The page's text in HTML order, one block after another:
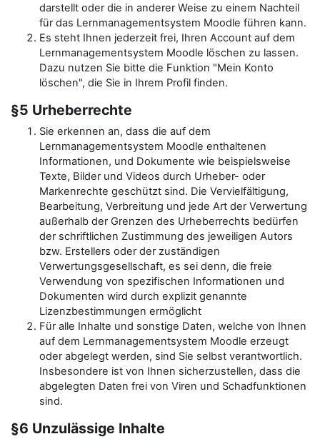
darstellt oder die in anderer Weise zu einem Nachteil
für das Lernmanagementsystem Moodle führen kann.
Es steht Ihnen jederzeit frei, Ihren Account auf dem
Lernmanagementsystem Moodle löschen zu lassen.
Dazu nutzen Sie bitte die Funktion "Mein Konto
löschen", die Sie in Ihrem Profil finden.
§5 Urheberrechte
Sie erkennen an, dass die auf dem
Lernmanagementsystem Moodle enthaltenen
Informationen, und Dokumente wie beispielsweise
Texte, Bilder und Videos durch Urheber- oder
Markenrechte geschützt sind. Die Vervielfältigung,
Bearbeitung, Verbreitung und jede Art der Verwertung
außerhalb der Grenzen des Urheberrechts bedürfen
der schriftlichen Zustimmung des jeweiligen Autors
bzw. Erstellers oder der zuständigen
Verwertungsgesellschaft, es sei denn, die freie
Verwendung von spezifischen Informationen und
Dokumenten wird durch explizit genannte
Lizenzbestimmungen ermöglicht
Für alle Inhalte und sonstige Daten, welche von Ihnen
auf dem Lernmanagementsystem Moodle erzeugt
oder abgelegt werden, sind Sie selbst verantwortlich.
Insbesondere ist von Ihnen sicherzustellen, dass die
abgelegten Daten frei von Viren und Schadfunktionen
sind.
§6 Unzulässige Inhalte